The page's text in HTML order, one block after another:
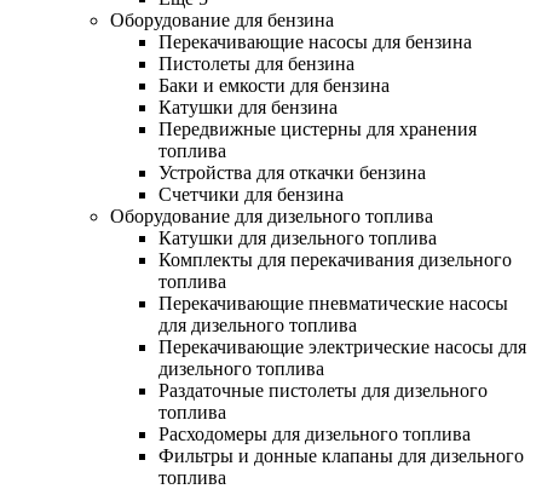
Оборудование для бензина
Перекачивающие насосы для бензина
Пистолеты для бензина
Баки и емкости для бензина
Катушки для бензина
Передвижные цистерны для хранения
топлива
Устройства для откачки бензина
Счетчики для бензина
Оборудование для дизельного топлива
Катушки для дизельного топлива
Комплекты для перекачивания дизельного
топлива
Перекачивающие пневматические насосы
для дизельного топлива
Перекачивающие электрические насосы для
дизельного топлива
Раздаточные пистолеты для дизельного
топлива
Расходомеры для дизельного топлива
Фильтры и донные клапаны для дизельного
топлива